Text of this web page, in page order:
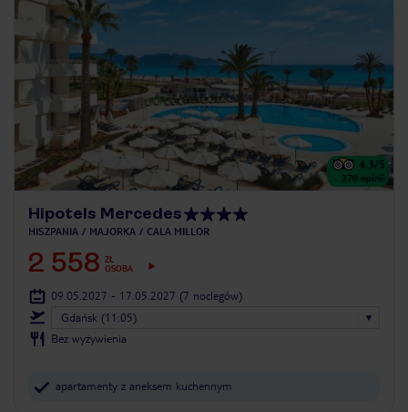
4.3/5
370 opinii
Hipotels Mercedes
HISZPANIA MAJORKA CALA MILLOR
2 558 ZŁ
OSOBA
09.05.2027 - 17.05.2027 (7 noclegów)
Gdańsk (11:05)
Bez wyżywienia
apartamenty z aneksem kuchennym